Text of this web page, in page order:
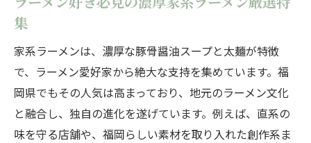
集
家系ラーメンは、濃厚な豚骨醤油スープと太麺が特徴
で、ラーメン愛好家から絶大な支持を集めています。福
岡県でもその人気は高まっており、地元のラーメン文化
と融合し、独自の進化を遂げています。例えば、直系の
味を守る店舗や、福岡らしい素材を取り入れた創作系ま